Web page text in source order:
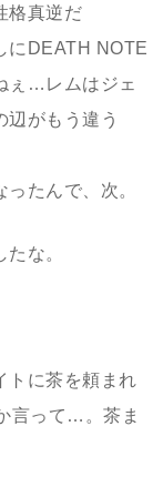
格真逆だ
にDEATH NOTE
ぇ…レムはジェ
辺がもう違う
たんで、次。
な。
トに茶を頼まれ
言って…。茶ま